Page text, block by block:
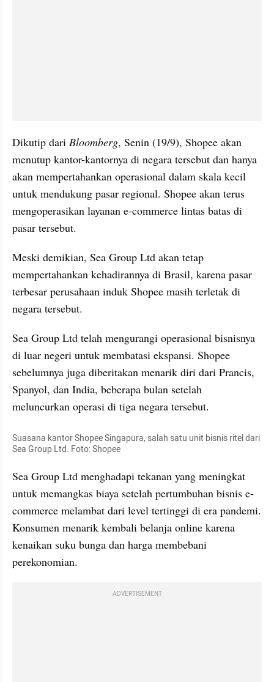
Dikutip dari Bloomberg, Senin (19/9), Shopee akan
menutup kantor-kantornya di negara tersebut dan hanya
akan mempertahankan operasional dalam skala kecil
untuk mendukung pasar regional. Shopee akan terus
mengoperasikan layanan e-commerce lintas batas di
pasar tersebut.
Meski demikian, Sea Group Ltd akan tetap
mempertahankan kehadirannya di Brasil, karena pasar
terbesar perusahaan induk Shopee masih terletak di
negara tersebut.
Sea Group Ltd telah mengurangi operasional bisnisnya
di luar negeri untuk membatasi ekspansi. Shopee
sebelumnya juga diberitakan menarik diri dari Prancis,
Spanyol, dan India, beberapa bulan setelah
meluncurkan operasi di tiga negara tersebut.
Suasana kantor Shopee Singapura, salah satu unit bisnis ritel dari
Sea Group Ltd. Foto: Shopee
Sea Group Ltd menghadapi tekanan yang meningkat
untuk memangkas biaya setelah pertumbuhan bisnis e-
commerce melambat dari level tertinggi di era pandemi.
Konsumen menarik kembali belanja online karena
kenaikan suku bunga dan harga membebani
perekonomian.
ADVERTISEMENT